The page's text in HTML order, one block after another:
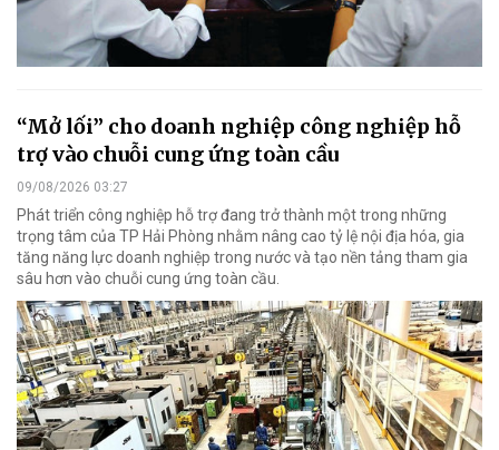
“Mở lối” cho doanh nghiệp công nghiệp hỗ
trợ vào chuỗi cung ứng toàn cầu
09/08/2026 03:27
Phát triển công nghiệp hỗ trợ đang trở thành một trong những
trọng tâm của TP Hải Phòng nhằm nâng cao tỷ lệ nội địa hóa, gia
tăng năng lực doanh nghiệp trong nước và tạo nền tảng tham gia
sâu hơn vào chuỗi cung ứng toàn cầu.